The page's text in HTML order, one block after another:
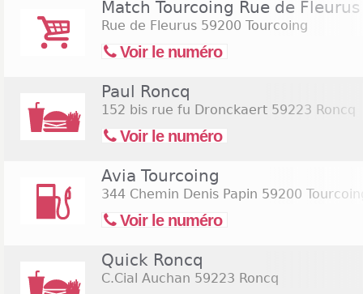
Match Tourcoing Rue de Fleurus
Rue de Fleurus 59200 Tourcoing
Voir le numéro
Paul Roncq
152 bis rue fu Dronckaert 59223 Roncq
Voir le numéro
Avia Tourcoing
344 Chemin Denis Papin 59200
Voir le numéro
Quick Roncq
C.Cial Auchan 59223 Roncq